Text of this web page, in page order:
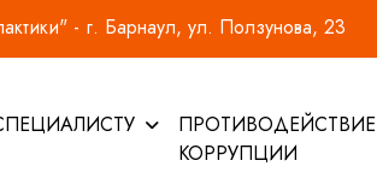
- г. Барнаул, ул. Ползунова, 23
ПРОТИВОДЕЙСТВИЕ
КОРРУПЦИИ